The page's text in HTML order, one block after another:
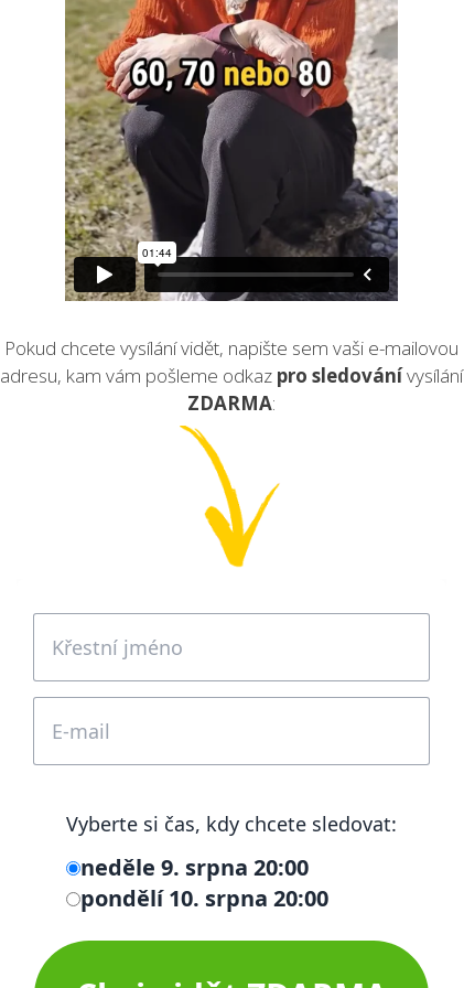
Pokud chcete vysílání vidět, napište sem vaši e-mailovou
adresu, kam vám pošleme odkaz pro sledovánívysílání
ZDARMA: